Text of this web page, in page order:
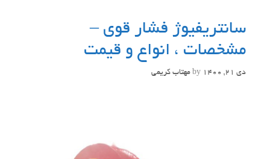
سانتریفیوژ فشار قوی –
مشخصات ، انواع و قیمت
دی 21, 1400 by مهتاب کریمی